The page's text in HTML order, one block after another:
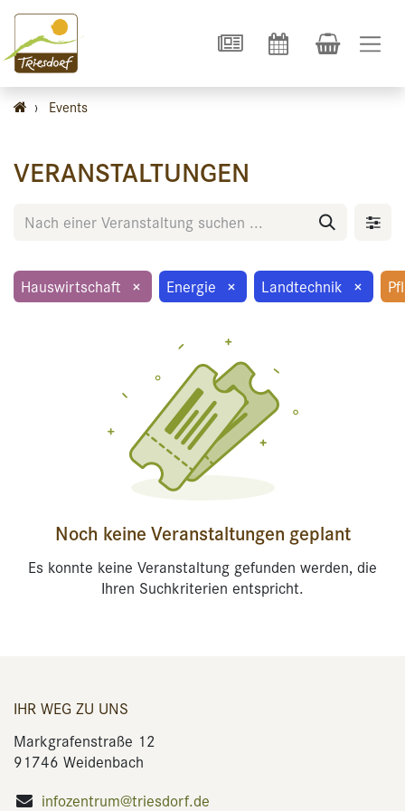
› Events
VERANSTALTUNGEN
Hauswirtschaft × Energie × Landtechnik ×
Noch keine Veranstaltungen geplant
Es konnte keine Veranstaltung gefunden werden, die
Ihren Suchkriterien entspricht.
IHR WEG ZU UNS
Markgrafenstraße 12
91746 Weidenbach
infozentrum@triesdorf.de